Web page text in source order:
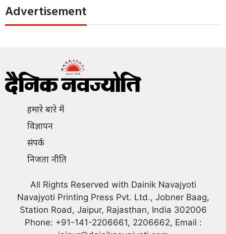
Advertisement
हमारे बारे में
विज्ञापन
संपर्क
निजता नीति
All Rights Reserved with Dainik Navajyoti
Navajyoti Printing Press Pvt. Ltd., Jobner Baag,
Station Road, Jaipur, Rajasthan, India 302006
Phone: +91-141-2206661, 2206662, Email :